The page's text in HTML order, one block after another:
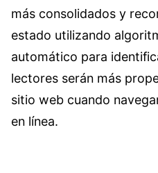
Transcripción y
El Gobierno
Sector Jurídico
Servicios
Casos Practicos
Centro de Ayuda
Videoteca
más consolidados y
estado utilizando
automático para
lectores serán más
sitio web cuando
en línea.